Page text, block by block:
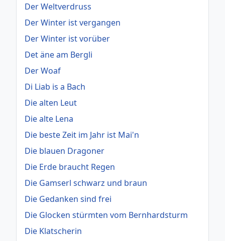
Der Weltverdruss
Der Winter ist vergangen
Der Winter ist vorüber
Det äne am Bergli
Der Woaf
Di Liab is a Bach
Die alten Leut
Die alte Lena
Die beste Zeit im Jahr ist Mai'n
Die blauen Dragoner
Die Erde braucht Regen
Die Gamserl schwarz und braun
Die Gedanken sind frei
Die Glocken stürmten vom Bernhardsturm
Die Klatscherin